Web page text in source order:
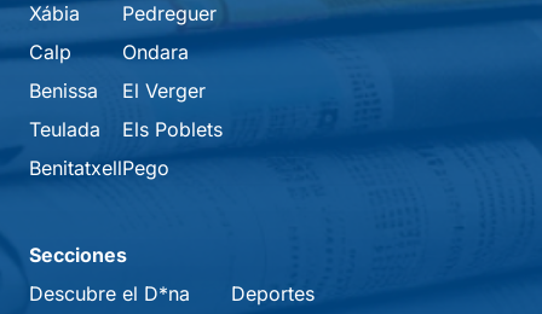
Xábia
Calp
Benissa
Teulada
Benitatxell
Pedreguer
Ondara
El Verger
Els Poblets
Pego
Secciones
Descubre el D*na
Deportes